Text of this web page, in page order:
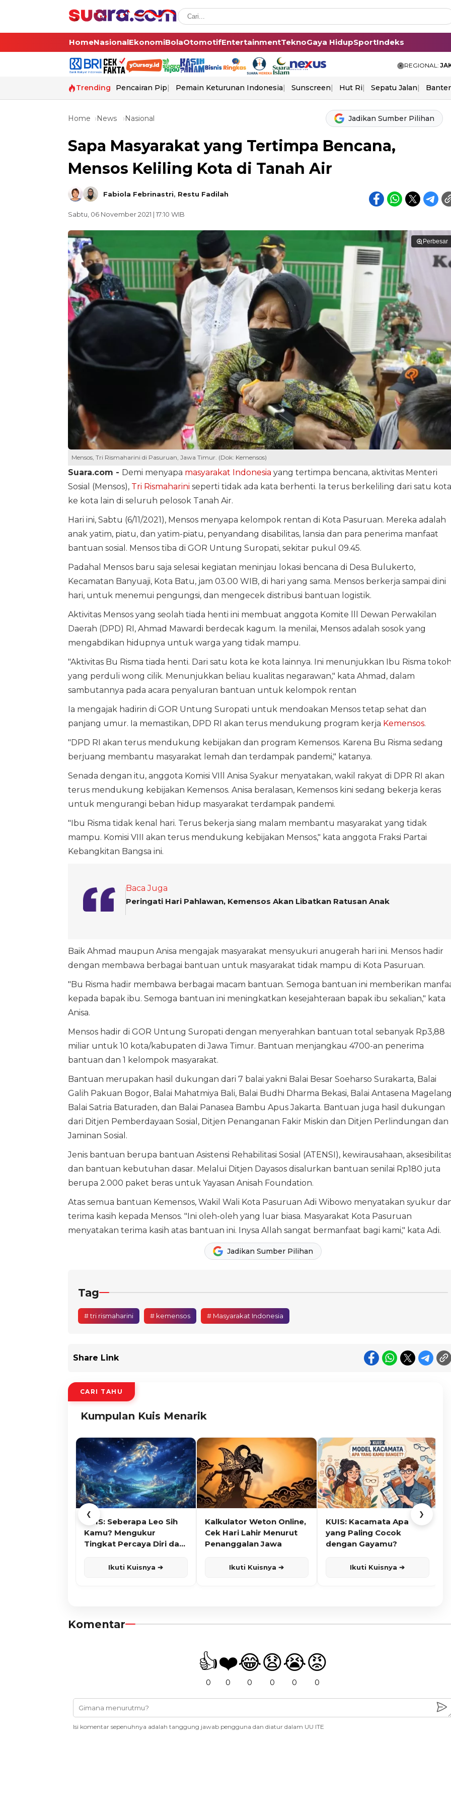
HomeNasionalEkonomiBolaOtomotifEntertainmentTeknoGaya HidupSportIndeks
REGIONAL:
Trending Pencairan Pip Pemain Keturunan Indonesia Sunscreen Hut Ri Sepatu Jalan
Home News Nasional Jadikan Sumber Pilihan
Sapa Masyarakat yang Tertimpa Bencana,
Mensos Keliling Kota di Tanah Air
Fabiola Febrinastri, Restu Fadilah
Sabtu, 06 November 2021 | 17:10 WIB
Perbesar
Mensos, Tri Rismaharini di Pasuruan, Jawa Timur. (Dok: Kemensos)
Suara.com - Demi menyapa masyarakat Indonesia yang tertimpa bencana, aktivitas Menteri
Sosial (Mensos), Tri Rismaharini seperti tidak ada kata berhenti. Ia terus berkeliling dari satu kota
ke kota lain di seluruh pelosok Tanah Air.
Hari ini, Sabtu (6/11/2021), Mensos menyapa kelompok rentan di Kota Pasuruan. Mereka adalah
anak yatim, piatu, dan yatim-piatu, penyandang disabilitas, lansia dan para penerima manfaat
bantuan sosial. Mensos tiba di GOR Untung Suropati, sekitar pukul 09.45.
Padahal Mensos baru saja selesai kegiatan meninjau lokasi bencana di Desa Bulukerto,
Kecamatan Banyuaji, Kota Batu, jam 03.00 WIB, di hari yang sama. Mensos berkerja sampai dini
hari, untuk menemui pengungsi, dan mengecek distribusi bantuan logistik.
Aktivitas Mensos yang seolah tiada henti ini membuat anggota Komite lll Dewan Perwakilan
Daerah (DPD) RI, Ahmad Mawardi berdecak kagum. Ia menilai, Mensos adalah sosok yang
mengabdikan hidupnya untuk warga yang tidak mampu.
"Aktivitas Bu Risma tiada henti. Dari satu kota ke kota lainnya. Ini menunjukkan Ibu Risma
yang perduli wong cilik. Menunjukkan beliau kualitas negarawan," kata Ahmad, dalam
sambutannya pada acara penyaluran bantuan untuk kelompok rentan
Ia mengajak hadirin di GOR Untung Suropati untuk mendoakan Mensos tetap sehat dan
panjang umur. Ia memastikan, DPD RI akan terus mendukung program kerja Kemensos.
"DPD RI akan terus mendukung kebijakan dan program Kemensos. Karena Bu Risma sedang
berjuang membantu masyarakat lemah dan terdampak pandemi," katanya.
Senada dengan itu, anggota Komisi VIll Anisa Syakur menyatakan, wakil rakyat di DPR RI akan
terus mendukung kebijakan Kemensos. Anisa beralasan, Kemensos kini sedang bekerja keras
untuk mengurangi beban hidup masyarakat terdampak pandemi.
"Ibu Risma tidak kenal hari. Terus bekerja siang malam membantu masyarakat yang tidak
mampu. Komisi VIII akan terus mendukung kebijakan Mensos," kata anggota Fraksi Partai
Kebangkitan Bangsa ini.
Baca Juga
Peringati Hari Pahlawan, Kemensos Akan Libatkan Ratusan Anak
Baik Ahmad maupun Anisa mengajak masyarakat mensyukuri anugerah hari ini. Mensos hadir
dengan membawa berbagai bantuan untuk masyarakat tidak mampu di Kota Pasuruan.
"Bu Risma hadir membawa berbagai macam bantuan. Semoga bantuan ini memberikan
kepada bapak ibu. Semoga bantuan ini meningkatkan kesejahteraan bapak ibu sekalian," kata
Anisa.
Mensos hadir di GOR Untung Suropati dengan menyerahkan bantuan total sebanyak Rp3,88
miliar untuk 10 kota/kabupaten di Jawa Timur. Bantuan menjangkau 4700-an penerima
bantuan dan 1 kelompok masyarakat.
Bantuan merupakan hasil dukungan dari 7 balai yakni Balai Besar Soeharso Surakarta, Balai
Galih Pakuan Bogor, Balai Mahatmiya Bali, Balai Budhi Dharma Bekasi, Balai Antasena
Balai Satria Baturaden, dan Balai Panasea Bambu Apus Jakarta. Bantuan juga hasil dukungan
dari Ditjen Pemberdayaan Sosial, Ditjen Penanganan Fakir Miskin dan Ditjen Perlindungan dan
Jaminan Sosial.
Jenis bantuan berupa bantuan Asistensi Rehabilitasi Sosial (ATENSI), kewirausahaan,
dan bantuan kebutuhan dasar. Melalui Ditjen Dayasos disalurkan bantuan senilai Rp180 juta
berupa 2.000 paket beras untuk Yayasan Anisah Foundation.
Atas semua bantuan Kemensos, Wakil Wali Kota Pasuruan Adi Wibowo menyatakan syukur
terima kasih kepada Mensos. "Ini oleh-oleh yang luar biasa. Masyarakat Kota Pasuruan
menyatakan terima kasih atas bantuan ini. Inysa Allah sangat bermanfaat bagi kami," kata Adi.
Jadikan Sumber Pilihan
Tag
# tri rismaharini # kemensos # Masyarakat Indonesia
Share Link
CARI TAHU
Kumpulan Kuis Menarik
❮
KUIS: Seberapa Leo Sih
Kamu? Mengukur
Tingkat Percaya Diri dan
Ikuti Kuisnya ➔
Kalkulator Weton Online,
Cek Hari Lahir Menurut
Penanggalan Jawa
Ikuti Kuisnya ➔
KUIS: Kacamata Apa
yang Paling Cocok
dengan Gayamu?
Ikuti Kuisnya ➔
❯
Komentar
👍
0
❤️
0
😂
0
😧
0
😭
0
😡
0
Isi komentar sepenuhnya adalah tanggung jawab pengguna dan diatur dalam UU ITE